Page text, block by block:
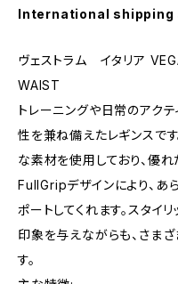
International shipping
ヴェストラム イタリア
WAIST
トレーニングや日常のアク
性を兼ね備えたレギンスで
な素材を使用しており、優れ
FullGripデザインにより、あ
ポートしてくれます。スタイ
印象を与えながらも、さま
す。